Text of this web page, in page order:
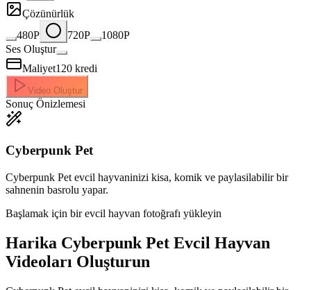
Çözünürlük
480P
720P
1080P
Ses Oluştur
Maliyet120 kredi
Video Oluştur
Sonuç Önizlemesi
Cyberpunk Pet
Cyberpunk Pet evcil hayvaninizi kisa, komik ve paylasilabilir bir
sahnenin basrolu yapar.
Başlamak için bir evcil hayvan fotoğrafı yükleyin
Harika Cyberpunk Pet Evcil Hayvan
Videoları Oluşturun